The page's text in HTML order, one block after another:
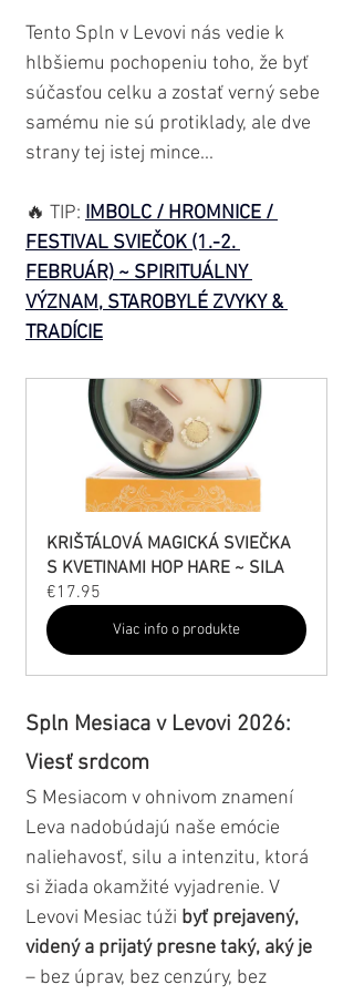
Tento Spln v Levovi nás vedie k
hlbšiemu pochopeniu toho, že byť
súčasťou celku a zostať verný sebe
samému nie sú protiklady, ale dve
strany tej istej mince...
🔥 TIP: IMBOLC / HROMNICE /
FESTIVAL SVIEČOK (1.-2.
FEBRUÁR) ~ SPIRITUÁLNY
VÝZNAM, STAROBYLÉ ZVYKY &
TRADÍCIE
KRIŠTÁLOVÁ MAGICKÁ SVIEČKA
S KVETINAMI HOP HARE ~ SILA
€17.95
Viac info o produkte
Spln Mesiaca v Levovi 2026:
Viesť srdcom
S Mesiacom v ohnivom znamení
Leva nadobúdajú naše emócie
naliehavosť, silu a intenzitu, ktorá
si žiada okamžité vyjadrenie. V
Levovi Mesiac túži byť prejavený,
videný a prijatý presne taký, aký je
– bez úprav, bez cenzúry, bez